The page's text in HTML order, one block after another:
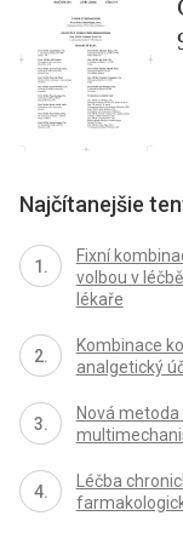
Najčítanejšie
Fixní
volbou v
lékaře
Kombinace
analgetický
Nová
Léčba